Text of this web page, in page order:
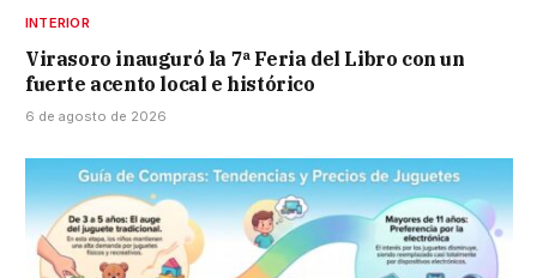
INTERIOR
Virasoro inauguró la 7ª Feria del Libro con un
fuerte acento local e histórico
6 de agosto de 2026